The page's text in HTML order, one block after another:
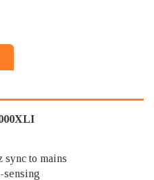
sync to mains
sensing